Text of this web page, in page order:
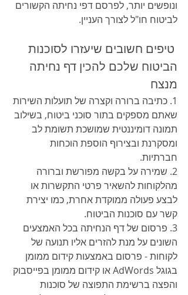
ונופשים יותר, לפרסם דפי נחיתה הקשורים
לביטוח חו"ל לצורך העניין.
טיפים חשובים שיעזרו לסוכנות
הביטוח שלכם להכין דף נחיתה
מנצח
1. כתיבה ברורה וקצרה של תועלות השירות
שאתם מספקים בתור סוכני ביטוח, בשילוב
תמונה דומיננטית שמושכת תשומת לב
ומסקרנת ובצירוף הוספת הוכחות
חברתיות.
2. שמירה על בקשה מפורשת וברורה
מהלקוחות להשאיר פרטי התקשרות או
לבצע פעולה ממוקדת אחרת, כמו יצירת
קשר עם סוכנות הביטוח.
3. פרסום של דף הנחיתה בכל האמצעים
השונים על מנת להזרים אליו תנועה של
לקוחות - פרסום באמצעות קידום ממומן
בגוגל AdWords או קידום ממומן בפייסבוק
והפצה ברשימת התפוצה של סוכנות